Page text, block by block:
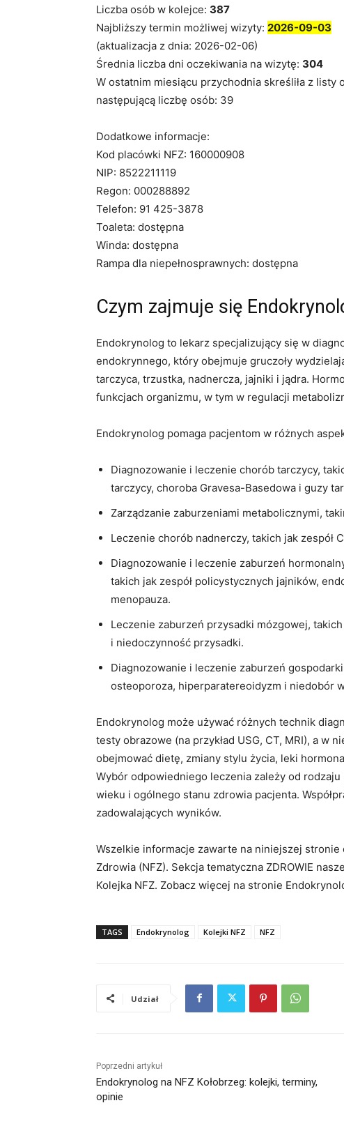
Liczba osób w kolejce: 387
Najbliższy termin możliwej wizyty: 2026-09-03
(aktualizacja z dnia: 2026-02-06)
Średnia liczba dni oczekiwania na wizytę: 304
W ostatnim miesiącu przychodnia skreśliła z
następującą liczbę osób: 39
Dodatkowe informacje:
Kod placówki NFZ: 160000908
NIP: 8522211119
Regon: 000288892
Telefon: 91 425-3878
Toaleta: dostępna
Winda: dostępna
Rampa dla niepełnosprawnych: dostępna
Czym zajmuje się
Endokrynolog to lekarz specjalizujący się w
endokrynnego, który obejmuje gruczoły
tarczyca, trzustka, nadnercza, jajniki i jądra.
funkcjach organizmu, w tym w regulacji
Endokrynolog pomaga pacjentom w różnych
Diagnozowanie i leczenie chorób tarczycy,
tarczycy, choroba Gravesa-Basedowa i guzy
Zarządzanie zaburzeniami metabolicznymi,
Leczenie chorób nadnerczy, takich jak zespół
Diagnozowanie i leczenie zaburzeń
takich jak zespół policystycznych jajników,
menopauza.
Leczenie zaburzeń przysadki mózgowej,
i niedoczynność przysadki.
Diagnozowanie i leczenie zaburzeń
osteoporoza, hiperparatereoidyzm i niedobór
Endokrynolog może używać różnych technik
testy obrazowe (na przykład USG, CT, MRI), a w
obejmować dietę, zmiany stylu życia, leki
Wybór odpowiedniego leczenia zależy od
wieku i ogólnego stanu zdrowia pacjenta.
zadowalających wyników.
Wszelkie informacje zawarte na niniejszej
Zdrowia (NFZ). Sekcja tematyczna ZDROWIE
Kolejka NFZ. Zobacz więcej na stronie
TAGS Endokrynolog Kolejki NFZ NFZ
Udział
Poprzedni artykuł
Endokrynolog na NFZ Kołobrzeg: kolejki, terminy,
opinie